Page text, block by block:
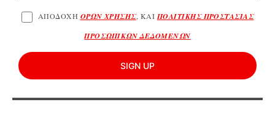
ΑΠΟΔΟΧΗ ΟΡΩΝ ΧΡΗΣΗΣ, ΚΑΙ ΠΟΛΙΤΙΚΗΣ ΠΡΟΣΤΑΣΙΑΣ
ΠΡΟΣΩΠΙΚΩΝ ΔΕΔΟΜΕΝΩΝ
SIGN UP